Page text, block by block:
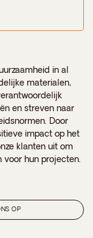
in al
materialen,
en streven naar
Door
impact op het
klanten uit om
voor hun projecten.
OP